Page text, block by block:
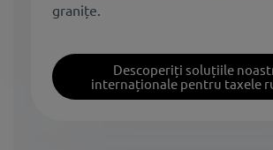
granițe.
Descoperiți soluțiile
internaționale pentru taxele